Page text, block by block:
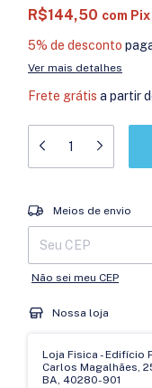
R$144,50 com Pix
5% de desconto
Ver mais detalhes
Frete grátis a partir
Entregas para o CEP:
Meios de envio
Não sei meu CEP
Nossa loja
Loja Fisica - Edifício
Carlos Magalhães,
BA, 40280-901